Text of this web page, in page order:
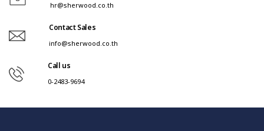
hr@sherwood.co.th
Contact Sales
info@sherwood.co.th
Call us
0-2483-9694